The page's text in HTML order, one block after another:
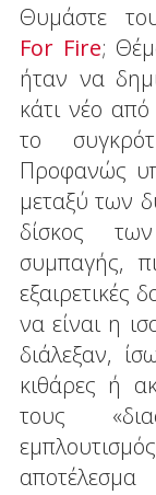
Θυμάστε
For Fire;
ήταν να
κάτι νέο από
το
Προφανώς
μεταξύ των
δίσκος
συμπαγής,
εξαιρετικές
να είναι η
διάλεξαν,
κιθάρες ή
τους